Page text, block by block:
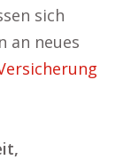
sich
an neues